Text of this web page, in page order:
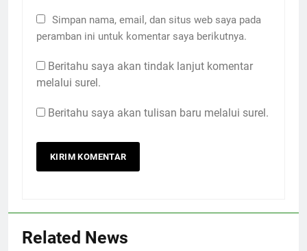
Simpan nama, email, dan situs web saya pada
peramban ini untuk komentar saya berikutnya.
Beritahu saya akan tindak lanjut komentar
melalui surel.
Beritahu saya akan tulisan baru melalui surel.
Related News